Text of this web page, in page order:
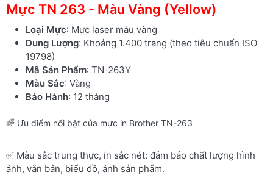
Mực TN 263 - Màu Vàng (Yellow)
Loại Mực: Mực laser màu vàng
Dung Lượng: Khoảng 1.400 trang (theo tiêu chuẩn ISO
19798)
Mã Sản Phẩm: TN-263Y
Màu Sắc: Vàng
Bảo Hành: 12 tháng
🌈 Ưu điểm nổi bật của mực in Brother TN-263
✅ Màu sắc trung thực, in sắc nét: đảm bảo chất lượng hình
ảnh, văn bản, biểu đồ, ảnh sản phẩm.